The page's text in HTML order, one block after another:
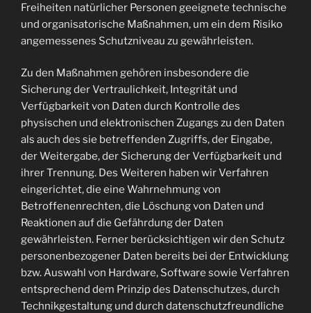
Freiheiten natürlicher Personen geeignete technische
und organisatorische Maßnahmen, um ein dem Risiko
angemessenes Schutzniveau zu gewährleisten.
Zu den Maßnahmen gehören insbesondere die
Sicherung der Vertraulichkeit, Integrität und
Verfügbarkeit von Daten durch Kontrolle des
physischen und elektronischen Zugangs zu den Daten
als auch des sie betreffenden Zugriffs, der Eingabe,
der Weitergabe, der Sicherung der Verfügbarkeit und
ihrer Trennung. Des Weiteren haben wir Verfahren
eingerichtet, die eine Wahrnehmung von
Betroffenenrechten, die Löschung von Daten und
Reaktionen auf die Gefährdung der Daten
gewährleisten. Ferner berücksichtigen wir den Schutz
personenbezogener Daten bereits bei der Entwicklung
bzw. Auswahl von Hardware, Software sowie Verfahren
entsprechend dem Prinzip des Datenschutzes, durch
Technikgestaltung und durch datenschutzfreundliche